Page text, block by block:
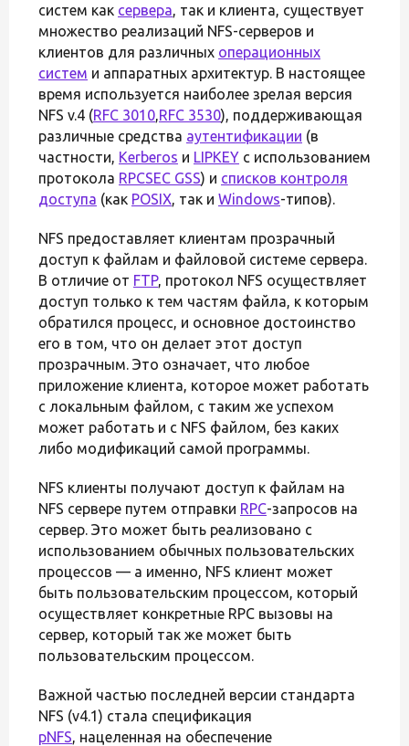
систем как сервера, так и клиента, существует
множество реализаций NFS-серверов и
клиентов для различных операционных
систем и аппаратных архитектур. В настоящее
время используется наиболее зрелая версия
NFS v.4 (RFC 3010,RFC 3530), поддерживающая
различные средства аутентификации (в
частности, Kerberos и LIPKEY с использованием
протокола RPCSEC GSS) и списков контроля
доступа (как POSIX, так и Windows-типов).
NFS предоставляет клиентам прозрачный
доступ к файлам и файловой системе сервера.
В отличие от FTP, протокол NFS осуществляет
доступ только к тем частям файла, к которым
обратился процесс, и основное достоинство
его в том, что он делает этот доступ
прозрачным. Это означает, что любое
приложение клиента, которое может работать
с локальным файлом, с таким же успехом
может работать и с NFS файлом, без каких
либо модификаций самой программы.
NFS клиенты получают доступ к файлам на
NFS сервере путем отправки RPC-запросов на
сервер. Это может быть реализовано с
использованием обычных пользовательских
процессов — а именно, NFS клиент может
быть пользовательским процессом, который
осуществляет конкретные RPC вызовы на
сервер, который так же может быть
пользовательским процессом.
Важной частью последней версии стандарта
NFS (v4.1) стала спецификация
pNFS, нацеленная на обеспечение